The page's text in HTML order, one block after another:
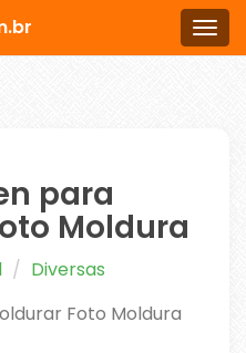
Menu
para
Moldura
Diversas
Foto Moldura